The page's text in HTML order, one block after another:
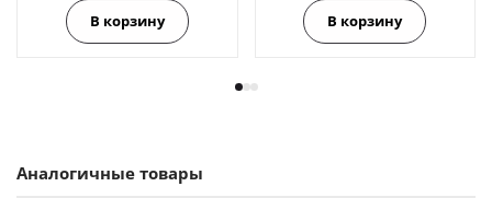
В корзину В корзину
Аналогичные товары